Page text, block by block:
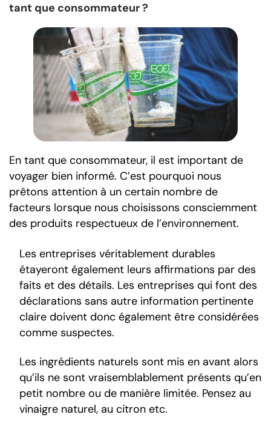
tant que consommateur ?
En tant que consommateur, il est important de
voyager bien informé. C’est pourquoi nous
prêtons attention à un certain nombre de
facteurs lorsque nous choisissons consciemment
des produits respectueux de l’environnement.
Les entreprises véritablement durables
étayeront également leurs affirmations par des
faits et des détails. Les entreprises qui font des
déclarations sans autre information pertinente
claire doivent donc également être considérées
comme suspectes.
Les ingrédients naturels sont mis en avant alors
qu’ils ne sont vraisemblablement présents qu’en
petit nombre ou de manière limitée. Pensez au
vinaigre naturel, au citron etc.